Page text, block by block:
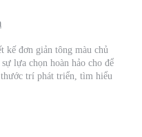
kế đơn giản tông màu chủ
lựa chọn hoàn hảo cho để
trí phát triển, tìm hiểu